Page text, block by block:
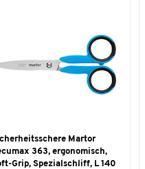
Martor
363, ergonomisch,
Grip, Spezialschliff, L 140